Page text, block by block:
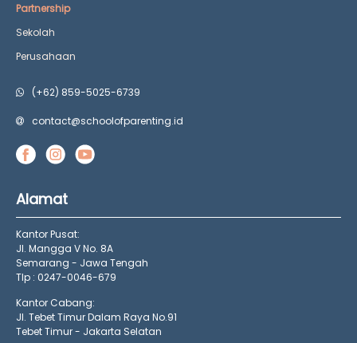
Partnership
Sekolah
Perusahaan
(+62) 859-5025-6739
contact@schoolofparenting.id
Alamat
Kantor Pusat:
Jl. Mangga V No. 8A
Semarang - Jawa Tengah
Tlp : 0247-0046-679
Kantor Cabang:
Jl. Tebet Timur Dalam Raya No.91
Tebet Timur - Jakarta Selatan